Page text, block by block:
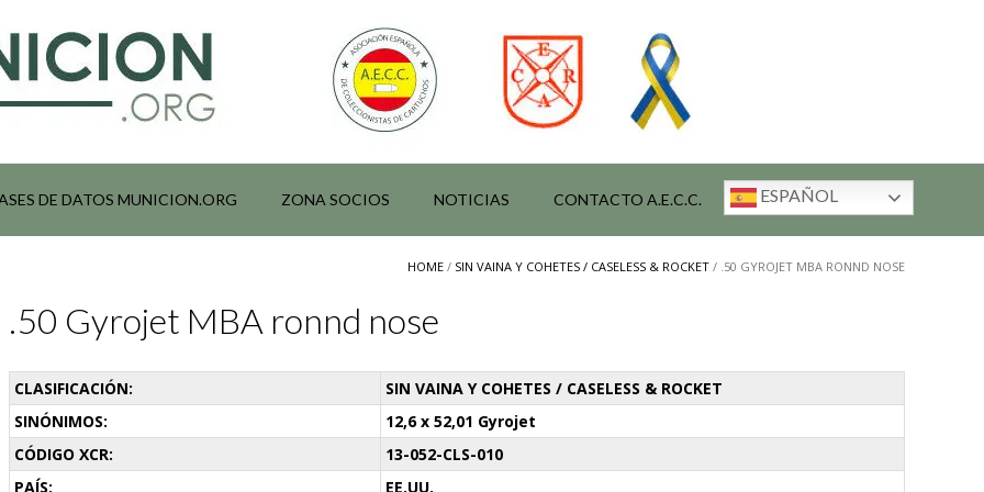
DE DATOS MUNICION.ORG ZONA SOCIOS NOTICIAS CONTACTO A.E.C.C. ESPAÑOL
HOME / SIN VAINA Y COHETES / CASELESS & ROCKET / .50 GYROJET MBA RONND NOSE
.50 Gyrojet MBA ronnd nose
CLASIFICACIÓN:
SIN VAINA Y COHETES / CASELESS & ROCKET
SINÓNIMOS:
12,6 x 52,01 Gyrojet
CÓDIGO XCR:
13-052-CLS-010
PAÍS:
EE.UU.